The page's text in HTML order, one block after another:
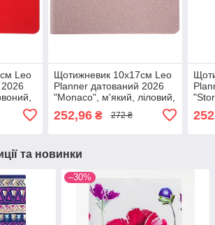
Leo
Щотижневик 10х17см Leo
Planner датований 2026
"Monaco", м'який, ліловий,
252,96₴ 272 ₴
та новинки
–30%